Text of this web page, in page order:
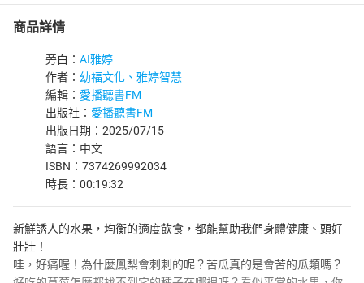
商品詳情
旁白： AI雅婷
作者： 幼福文化、雅婷智慧
編輯： 愛播聽書FM
出版社： 愛播聽書FM
出版日期：2025/07/15
語言：中文
ISBN：7374269992034
時長：00:19:32
新鮮誘人的水果，均衡的適度飲食，都能幫助我們身體健康、頭好
壯壯！
哇，好痛喔！為什麼鳳梨會刺刺的呢？苦瓜真的是會苦的瓜類嗎？